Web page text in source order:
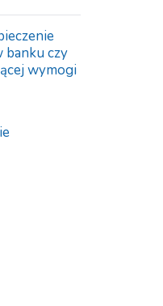
banku czy
wymogi